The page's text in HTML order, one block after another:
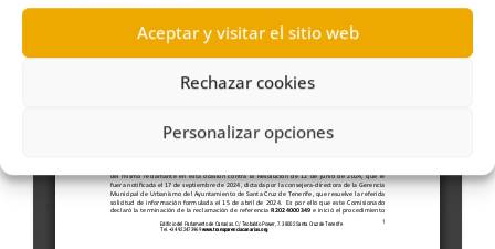
Aceptar y visitar el sitio web
Rechazar cookies
Personalizar opciones